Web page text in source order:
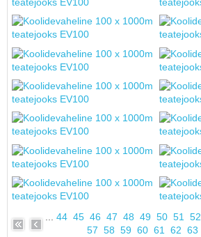
44 45 46 47 48 49 50 51 52
57 58 59 60 61 62 63